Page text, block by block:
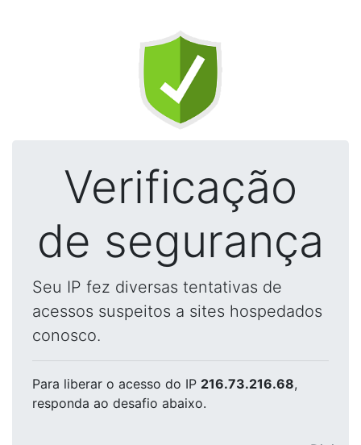
Verificação
de segurança
Seu IP fez diversas tentativas de
acessos suspeitos a sites hospedados
conosco.
Para liberar o acesso do IP 216.73.216.68,
responda ao desafio abaixo.